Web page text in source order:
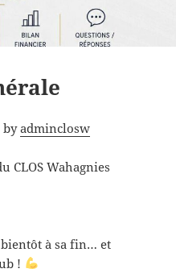
byadminclosw
CLOS Wahagnies
bientôt à sa fin… et
!